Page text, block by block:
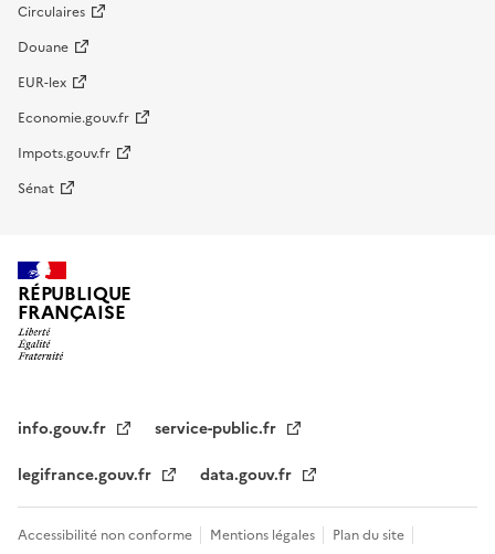
Circulaires
Douane
EUR-lex
Economie.gouv.fr
Impots.gouv.fr
Sénat
RÉPUBLIQUE
FRANÇAISE
info.gouv.fr
service-public.fr
legifrance.gouv.fr
data.gouv.fr
Accessibilité non conforme Mentions légales Plan du site